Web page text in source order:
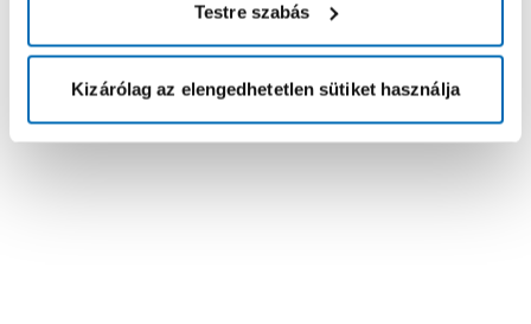
Testre szabás
Kizárólag az elengedhetetlen sütiket használja